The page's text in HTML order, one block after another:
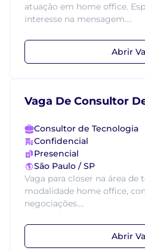
atuação em home office.
interesse na mensagem....
Abrir
Vaga De Consultor
Consultor de Tecnologia
Confidencial
Presencial
São Paulo / SP
Vaga para closer na área de
modalidade home office,
negociações....
Abrir